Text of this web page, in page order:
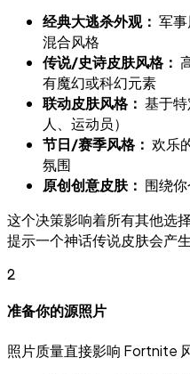
经典大逃杀外观： 军
混合风格
传说/史诗皮肤风格：
有魔幻或科幻元素
联动皮肤风格： 基于
人、运动员）
节日/赛季风格： 欢乐
氛围
原创创意皮肤： 围绕
这个决策影响着所有其他选
提示一个神话传说皮肤会产
2
准备你的源照片
照片质量直接影响 Fortnite